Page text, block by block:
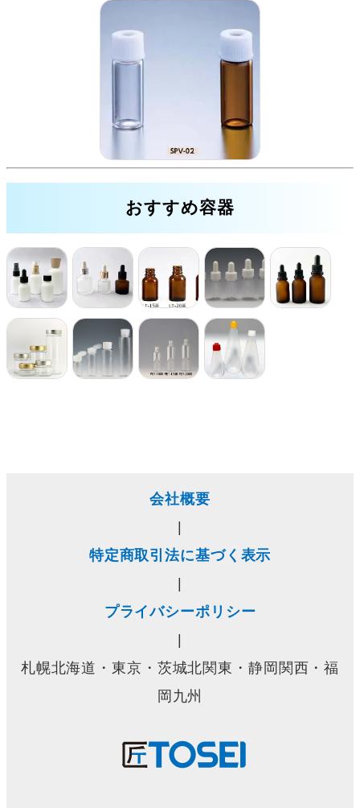
おすすめ容器
会社概要
特定商取引法に基づく表示
プライバシーポリシー
札幌北海道・東京・茨城北関東・静岡関西・福
岡九州